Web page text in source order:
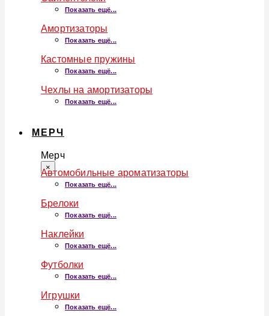
Показать ещё...
Амортизаторы
Показать ещё...
Кастомные пружины
Показать ещё...
Чехлы на амортизаторы
Показать ещё...
МЕРЧ
Мерч
×
Автомобильные ароматизаторы
Показать ещё...
Брелоки
Показать ещё...
Наклейки
Показать ещё...
Футболки
Показать ещё...
Игрушки
Показать ещё...